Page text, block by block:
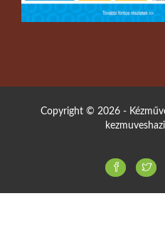
Copyright © 2026 -